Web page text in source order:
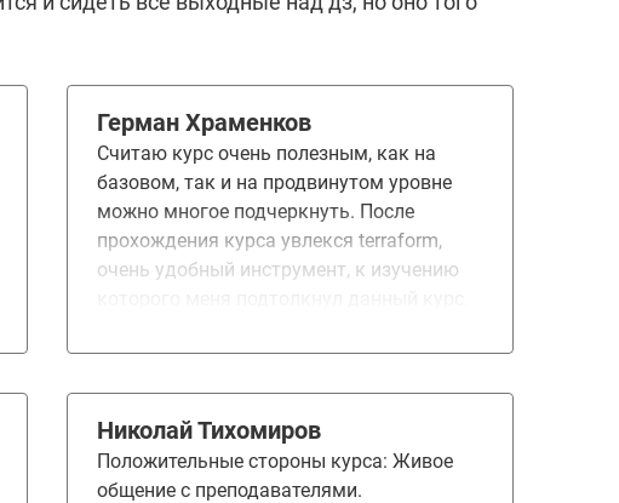
Герман Храменков
Считаю курс очень полезным, как на
базовом, так и на продвинутом уровне
можно многое подчеркнуть. После
прохождения курса увлекся terraform,
очень удобный инструмент, к изучению
Николай Тихомиров
Положительные стороны курса: Живое
общение с преподавателями.